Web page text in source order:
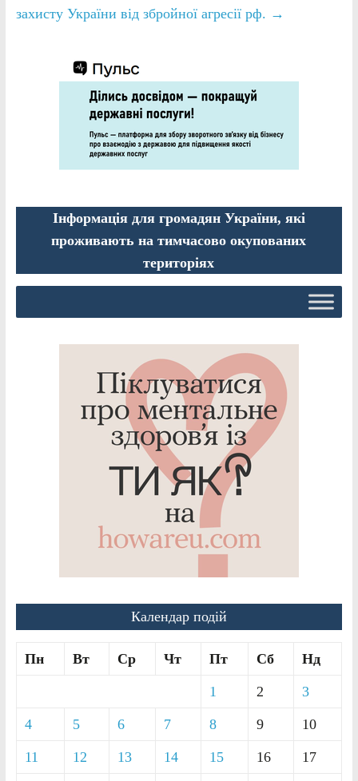
захисту України від збройної агресії рф. →
Інформація для громадян України, які
проживають на тимчасово окупованих
територіях
Календар подій
Пн Вт Ср Чт Пт Сб Нд
1 2 3
4 5 6 7 8 9 10
11 12 13 14 15 16 17